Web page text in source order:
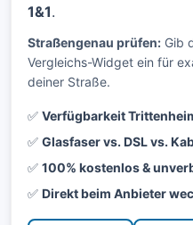
1&1.
Straßengenau prüfen: Gib
Vergleichs-Widget ein für
deiner Straße.
✅ Verfügbarkeit
✅ Glasfaser vs. DSL vs.
✅ 100% kostenlos &
✅ Direkt beim Anbieter